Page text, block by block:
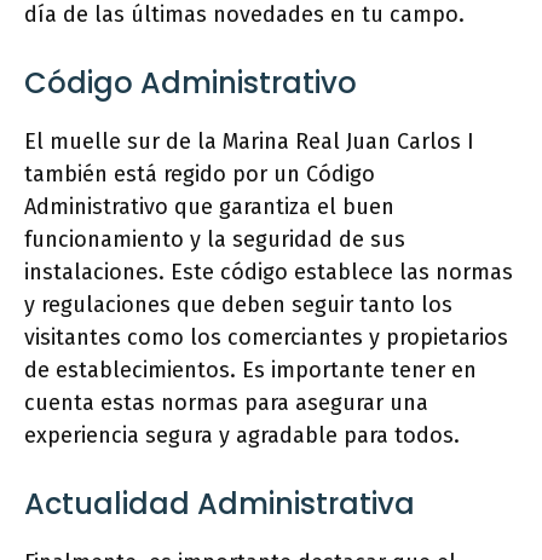
día de las últimas novedades en tu campo.
Código Administrativo
El muelle sur de la Marina Real Juan Carlos I
también está regido por un Código
Administrativo que garantiza el buen
funcionamiento y la seguridad de sus
instalaciones. Este código establece las normas
y regulaciones que deben seguir tanto los
visitantes como los comerciantes y propietarios
de establecimientos. Es importante tener en
cuenta estas normas para asegurar una
experiencia segura y agradable para todos.
Actualidad Administrativa